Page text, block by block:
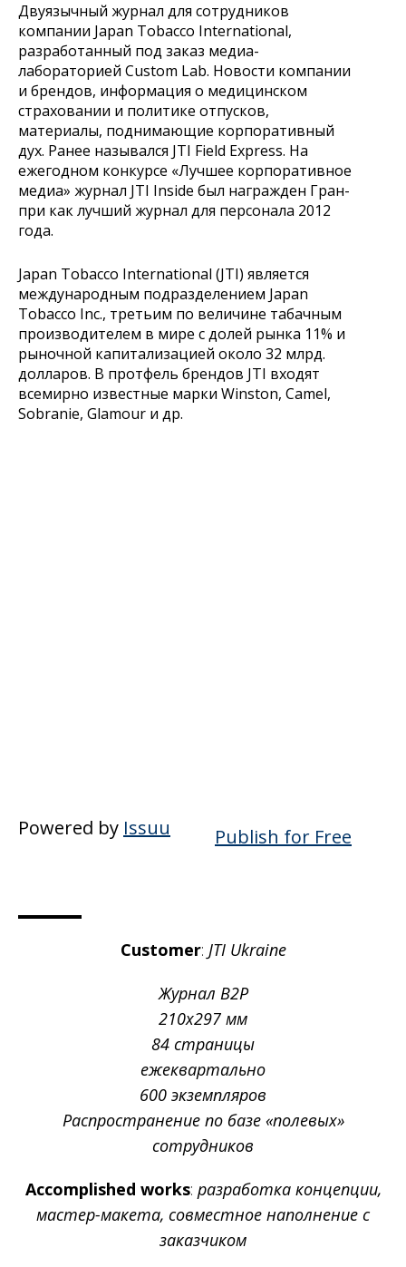
Двуязычный журнал для сотрудников
компании Japan Tobacco International,
разработанный под заказ медиа-
лабораторией Custom Lab. Новости компании
и брендов, информация о медицинском
страховании и политике отпусков,
материалы, поднимающие корпоративный
дух. Ранее назывался JTI Field Express. На
ежегодном конкурсе «Лучшее корпоративное
медиа» журнал JTI Inside был награжден Гран-
при как лучший журнал для персонала 2012
года.
Japan Tobacco International (JTI) является
международным подразделением Japan
Tobacco Inc., третьим по величине табачным
производителем в мире с долей рынка 11% и
рыночной капитализацией около 32 млрд.
долларов. В протфель брендов JTI входят
всемирно известные марки Winston, Camel,
Sobranie, Glamour и др.
Powered by Issuu Publish for Free
Customer: JTI Ukraine
Журнал В2Р
210х297 мм
84 страницы
ежеквартально
600 экземпляров
Распространение по базе «полевых»
сотрудников
Accomplished works: разработка концепции,
мастер-макета, совместное наполнение с
заказчиком